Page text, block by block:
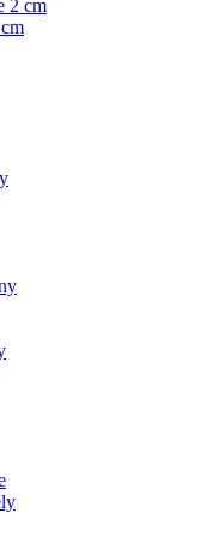
2 cm